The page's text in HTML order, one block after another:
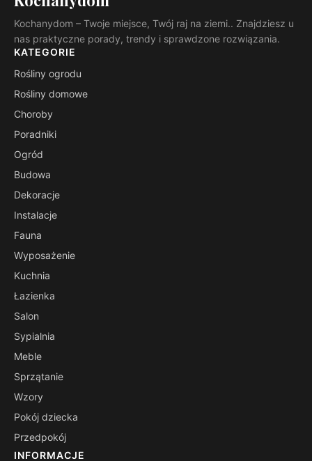
Kochanydom – Twoje miejsce, Twój raj na ziemi.. Znajdziesz u
nas praktyczne porady, trendy i sprawdzone rozwiązania.
KATEGORIE
Rośliny ogrodu
Rośliny domowe
Choroby
Poradniki
Ogród
Budowa
Dekoracje
Instalacje
Fauna
Wyposażenie
Kuchnia
Łazienka
Salon
Sypialnia
Meble
Sprzątanie
Wzory
Pokój dziecka
Przedpokój
INFORMACJE